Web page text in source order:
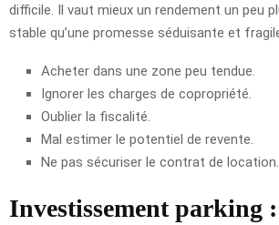
difficile. Il vaut mieux un rendement un peu
stable qu’une promesse séduisante et
Acheter dans une zone peu tendue.
Ignorer les charges de copropriété.
Oublier la fiscalité.
Mal estimer le potentiel de revente.
Ne pas sécuriser le contrat de location.
Investissement parking